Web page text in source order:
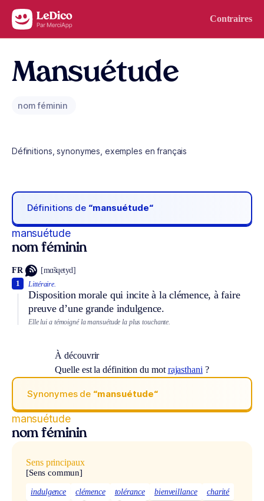
Aller au contenu Contraires
Mansuétude
nom féminin
Définitions, synonymes, exemples en français
Définitions de “mansuétude“
mansuétude
nom féminin
FR [mɑ̃sɥetyd]
Littéraire.
Disposition morale qui incite à la clémence, à faire
preuve d’une grande indulgence.
1
Elle lui a témoigné la mansuétude la plus touchante.
À découvrir
Quelle est la définition du mot rajasthani ?
Synonymes de “mansuétude“
mansuétude
nom féminin
Sens principaux
[Sens commun]
indulgence clémence tolérance bienveillance
charité